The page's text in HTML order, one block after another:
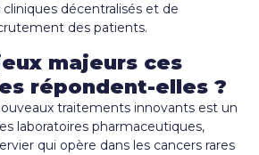
décentralisés et de
des patients.
majeurs ces
répondent-elles ?
traitements innovants est un
laboratoires pharmaceutiques,
qui opère dans les cancers rares